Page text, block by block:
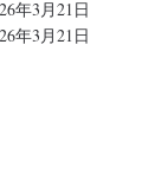
年3月21日
年3月21日